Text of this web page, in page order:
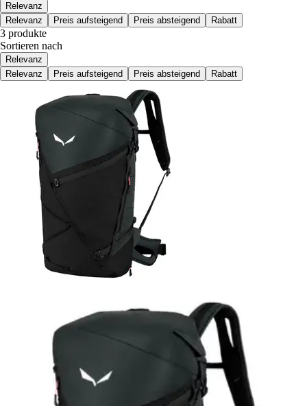
Relevanz
Relevanz
Preis aufsteigend Preis absteigend Rabatt
3 produkte
Sortieren nach
Relevanz
Relevanz
Preis aufsteigend Preis absteigend Rabatt